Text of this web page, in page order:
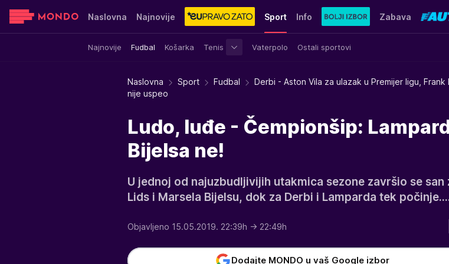
Naslovna Najnovije Sport
Najnovije Fudbal Košarka Tenis Vaterpolo Ostali sportovi
Info Zabava
Sensa Stvar ukusa Yumama
Naslovna Sport Fudbal
Derbi - Aston Vila za ulazak u Premijer ligu, Frank
nije uspeo
Ludo, luđe - Čempionšip:
Bijelsa ne!
U jednoj od najuzbudljivijih utakmica sezone završio se san
Lids i Marsela Bijelsu, dok za Derbi i Lamparda tek
Objavljeno 15.05.2019. 22:39h → 22:49h
Dodajte MONDO u vaš Google izbor